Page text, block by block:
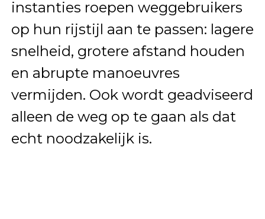
instanties roepen weggebruikers
op hun rijstijl aan te passen: lagere
snelheid, grotere afstand houden
en abrupte manoeuvres
vermijden. Ook wordt geadviseerd
alleen de weg op te gaan als dat
echt noodzakelijk is.